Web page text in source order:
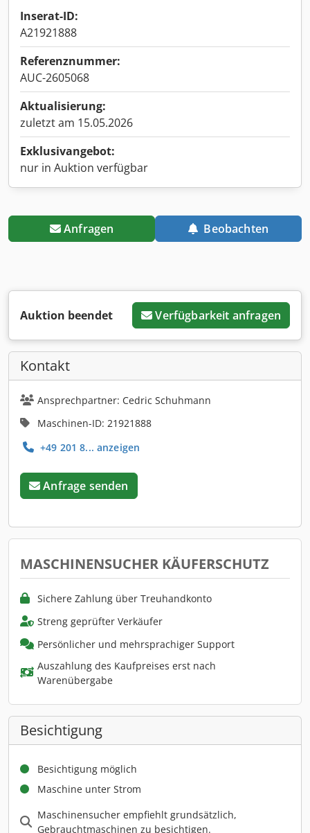
Inserat-ID:
A21921888
Referenznummer:
AUC-2605068
Aktualisierung:
zuletzt am 15.05.2026
Exklusivangebot:
nur in Auktion verfügbar
Anfragen Beobachten
Auktion beendet Verfügbarkeit anfragen
Kontakt
Ansprechpartner: Cedric Schuhmann
Maschinen-ID: 21921888
+49 201 8... anzeigen
Anfrage senden
MASCHINENSUCHER KÄUFERSCHUTZ
Sichere Zahlung über Treuhandkonto
Streng geprüfter Verkäufer
Persönlicher und mehrsprachiger Support
Auszahlung des Kaufpreises erst nach
Warenübergabe
Besichtigung
Besichtigung möglich
Maschine unter Strom
Maschinensucher empfiehlt grundsätzlich,
Gebrauchtmaschinen zu besichtigen.